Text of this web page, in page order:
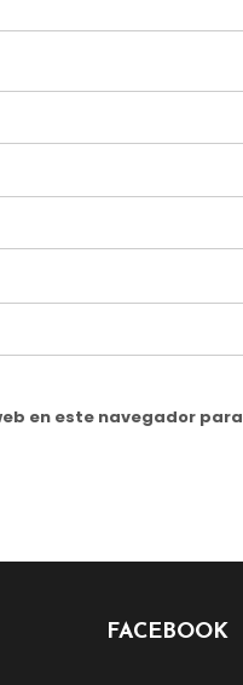
en este navegador
FACEBOOK